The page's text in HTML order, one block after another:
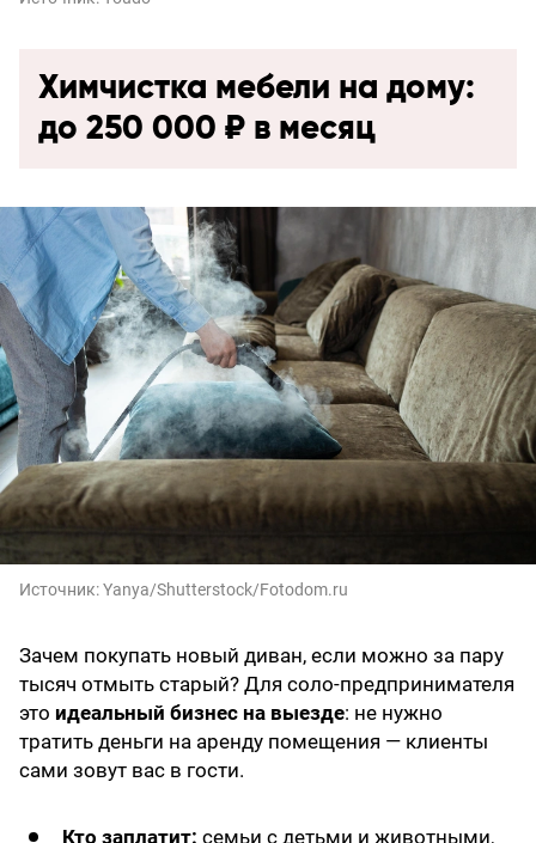
Химчистка мебели на дому:
до 250 000 ₽ в месяц
Источник:Yanya/Shutterstock/Fotodom.ru
Зачем покупать новый диван, если можно за пару
тысяч отмыть старый? Для соло-предпринимателя
это идеальный бизнес на выезде: не нужно
тратить деньги на аренду помещения — клиенты
сами зовут вас в гости.
Кто заплатит: семьи с детьми и животными,